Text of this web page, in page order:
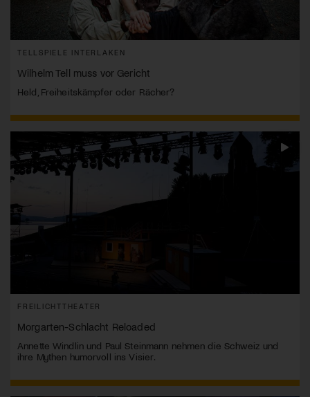
TELLSPIELE INTERLAKEN
Wilhelm Tell muss vor Gericht
Held, Freiheitskämpfer oder Rächer?
FREILICHTTHEATER
Morgarten-Schlacht Reloaded
Annette Windlin und Paul Steinmann nehmen die Schweiz und
ihre Mythen humorvoll ins Visier.